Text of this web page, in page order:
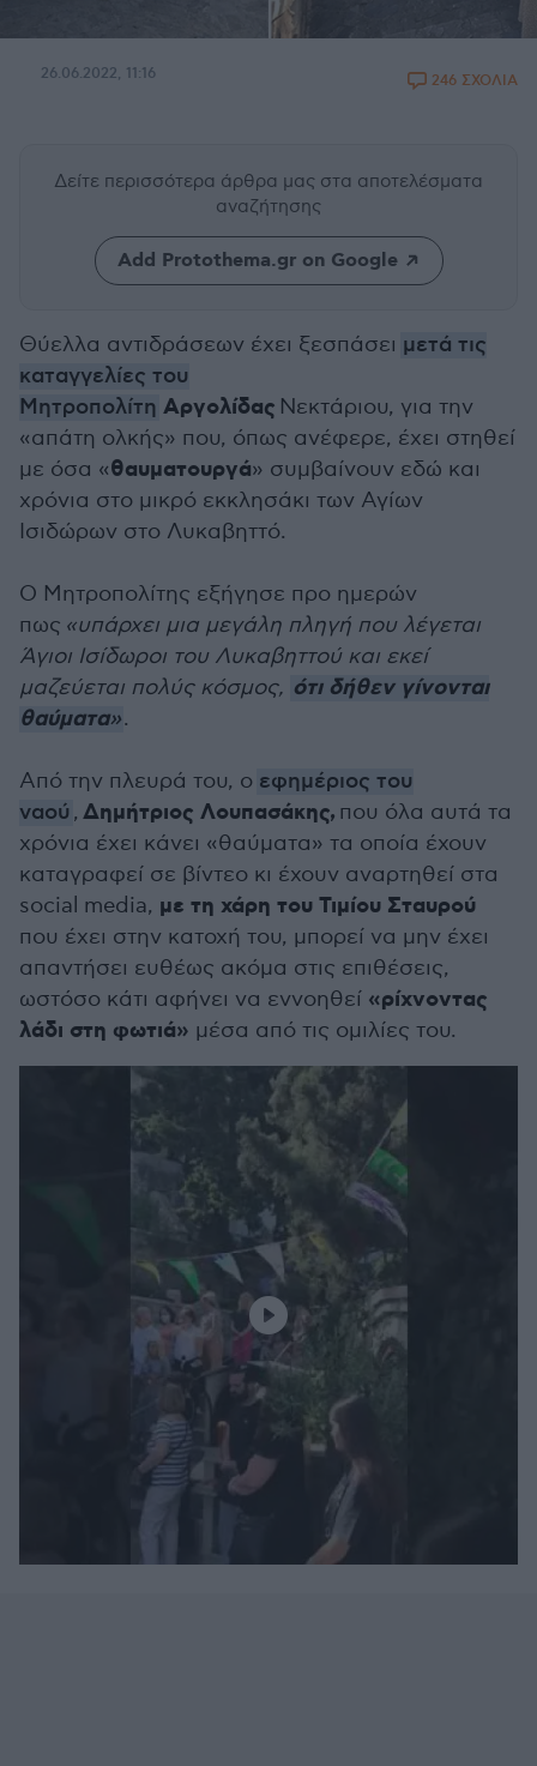
26.06.2022, 11:16 246 ΣΧΟΛΙΑ
Δείτε περισσότερα άρθρα μας στα αποτελέσματα
αναζήτησης
Add Protothema.gr on Google
Θύελλα αντιδράσεων έχει ξεσπάσει μετά τις
καταγγελίες του
Μητροπολίτη Αργολίδας Νεκτάριου, για την
«απάτη ολκής» που, όπως ανέφερε, έχει στηθεί
με όσα «θαυματουργά» συμβαίνουν εδώ και
χρόνια στο μικρό εκκλησάκι των Αγίων
Ισιδώρων στο Λυκαβηττό.
Ο Μητροπολίτης εξήγησε προ ημερών
πως «υπάρχει μια μεγάλη πληγή που λέγεται
Άγιοι Ισίδωροι του Λυκαβηττού και εκεί
μαζεύεται πολύς κόσμος, ότι δήθεν γίνονται
θαύματα».
Από την πλευρά του, ο εφημέριος του
ναού , Δημήτριος Λουπασάκης, που όλα αυτά τα
χρόνια έχει κάνει «θαύματα» τα οποία έχουν
καταγραφεί σε βίντεο κι έχουν αναρτηθεί στα
social media, με τη χάρη του Τιμίου Σταυρού
που έχει στην κατοχή του, μπορεί να μην έχει
απαντήσει ευθέως ακόμα στις επιθέσεις,
ωστόσο κάτι αφήνει να εννοηθεί «ρίχνοντας
λάδι στη φωτιά» μέσα από τις ομιλίες του.